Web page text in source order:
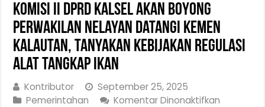
Komisi II DPRD Kalsel Akan Boyong
Perwakilan Nelayan Datangi Kemen
Kalautan, Tanyakan Kebijakan Regulasi
Alat Tangkap Ikan
Kontributor
September 25, 2025
Pemerintahan
Komentar Dinonaktifkan